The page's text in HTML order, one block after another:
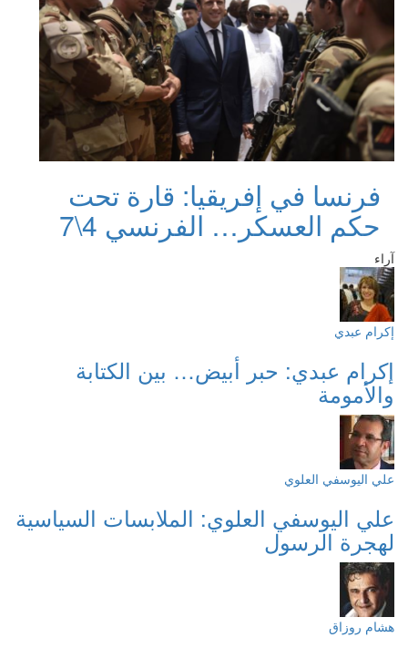
فرنسا في إفريقيا: قارة تحت
حكم العسكر… الفرنسي 4\7
آراء
إكرام عبدي
إكرام عبدي: حبر أبيض… بين الكتابة
والأمومة
علي اليوسفي العلوي
علي اليوسفي العلوي: الملابسات السياسية
لهجرة الرسول
هشام روزاق